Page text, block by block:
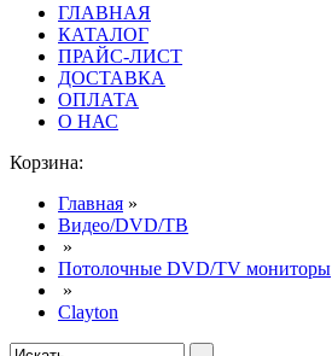
ГЛАВНАЯ
КАТАЛОГ
ПРАЙС-ЛИСТ
ДОСТАВКА
ОПЛАТА
О НАС
Корзина:
Главная »
Видео/DVD/ТВ
»
Потолочные DVD/TV мониторы
»
Clayton